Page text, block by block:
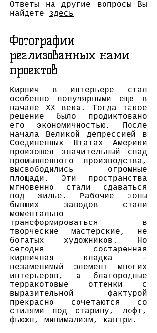
Ответы на другие вопросы Вы
найдете здесь
Фотографии
реализованных нами
проектов
Кирпич в интерьере стал
особенно популярными еще в
начале ХХ века. Тогда такое
решение было продиктовано
его экономичностью. После
начала Великой депрессией в
Соединенных Штатах Америки
произошел значительный спад
промышленного производства,
высвободились огромные
площади. Эти пространства
мгновенно стали сдаваться
под жилье. Рабочие зоны
бывших заводов стали
моментально
трансформироваться в
творческие мастерские, не
богатых художников. Но
сегодня состаренная
кирпичная кладка –
незаменимый элемент многих
интерьеров, а благородные
терракотовые оттенки с
выразительной фактурой
прекрасно сочетаются со
стилями под старину, лофт,
фьюжн, минимализм, кантри.